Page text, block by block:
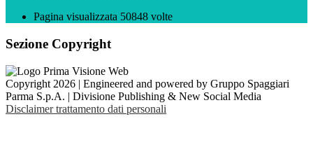
Pagina visualizzata 50848 volte
Sezione Copyright
Copyright 2026 | Engineered and powered by Gruppo Spaggiari
Parma S.p.A. | Divisione Publishing & New Social Media
Disclaimer trattamento dati personali